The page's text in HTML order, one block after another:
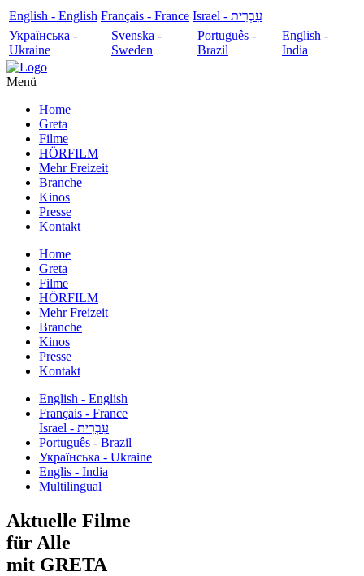
English - English Français - France
עִבְרִית - Israel
Українська -
Ukraine
Svenska -
Sweden
Português -
Brazil
English -
India
Menü
Home
Greta
Filme
HÖRFILM
Mehr Freizeit
Branche
Kinos
Presse
Kontakt
Home
Greta
Filme
HÖRFILM
Mehr Freizeit
Branche
Kinos
Presse
Kontakt
English - English
Français - France
עִבְרִית - Israel
Português - Brazil
Українська - Ukraine
Englis - India
Multilingual
Aktuelle Filme
für Alle
mit GRETA